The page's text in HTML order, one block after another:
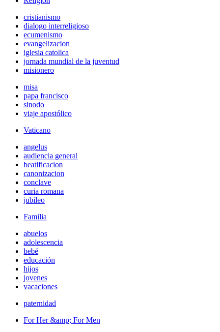
cristianismo
dialogo interreligioso
ecumenismo
evangelizacion
iglesia catolica
jornada mundial de la juventud
misionero
misa
papa francisco
sinodo
viaje apostólico
Vaticano
angelus
audiencia general
beatificacion
canonizacion
conclave
curia romana
jubileo
Familia
abuelos
adolescencia
bebé
educación
hijos
jovenes
vacaciones
paternidad
For Her &amp; For Men